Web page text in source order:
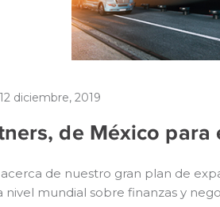
12 diciembre, 2019
de México para
de nuestro gran plan de
mundial sobre finanzas y